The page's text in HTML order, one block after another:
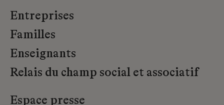
Entreprises
Familles
Enseignants
Relais du champ social et associatif
Espace presse